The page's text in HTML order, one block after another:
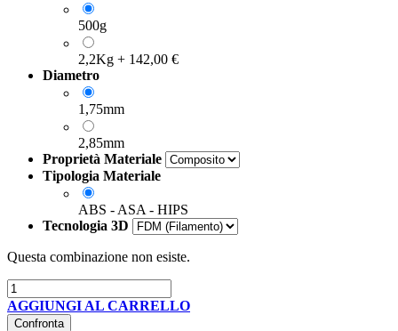
500g
2,2Kg + 142,00 €
Diametro
1,75mm
2,85mm
Proprietà Materiale
Tipologia Materiale
ABS - ASA - HIPS
Tecnologia 3D
Questa combinazione non esiste.
AGGIUNGI AL CARRELLO
Confronta